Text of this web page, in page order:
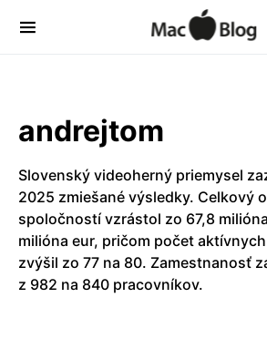
andrejtom
Slovenský videoherný priemysel
2025 zmiešané výsledky. Celkový
spoločností vzrástol zo 67,8
milióna eur, pričom počet
zvýšil zo 77 na 80. Zamestnanosť
z 982 na 840 pracovníkov.